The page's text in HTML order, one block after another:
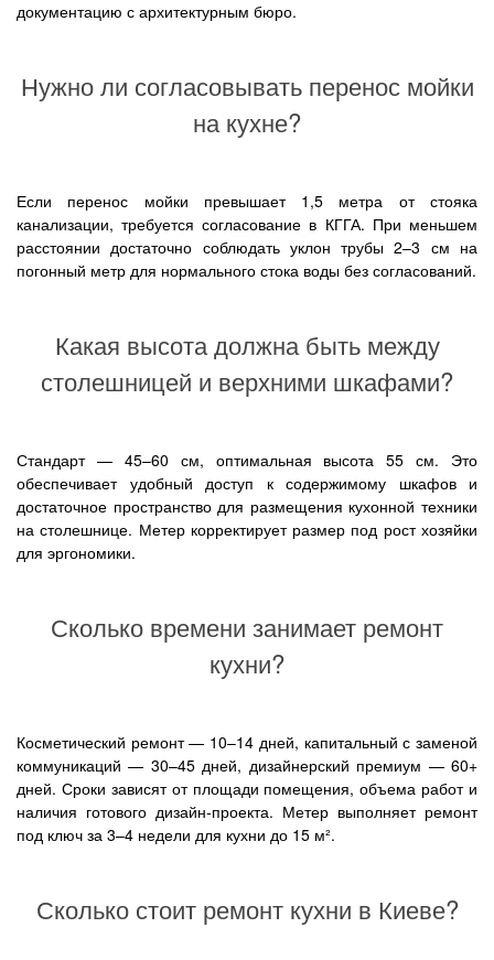
документацию с архитектурным бюро.
Нужно ли согласовывать перенос мойки
на кухне?
Если перенос мойки превышает 1,5 метра от стояка
канализации, требуется согласование в КГГА. При меньшем
расстоянии достаточно соблюдать уклон трубы 2–3 см на
погонный метр для нормального стока воды без согласований.
Какая высота должна быть между
столешницей и верхними шкафами?
Стандарт — 45–60 см, оптимальная высота 55 см. Это
обеспечивает удобный доступ к содержимому шкафов и
достаточное пространство для размещения кухонной техники
на столешнице. Метер корректирует размер под рост хозяйки
для эргономики.
Сколько времени занимает ремонт
кухни?
Косметический ремонт — 10–14 дней, капитальный с заменой
коммуникаций — 30–45 дней, дизайнерский премиум — 60+
дней. Сроки зависят от площади помещения, объема работ и
наличия готового дизайн-проекта. Метер выполняет ремонт
под ключ за 3–4 недели для кухни до 15 м².
Сколько стоит ремонт кухни в Киеве?